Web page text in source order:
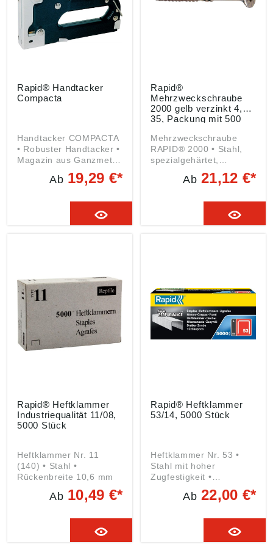
Rapid® Handtacker
Compacta
Handtacker COMPACTA
• Robuster Handtacker •
Magazin aus Ganzmetall
• Handtacker mit hoher,
stufenlos verstellbarer
Laden • Magazin
Verklemmungen • Ideal
Ab 19,29 €*
Rapid®
Mehrzweckschraube
2000 gelb verzinkt 4,5x
35, Packung mit 500
Mehrzweckschraube
RAPID® 2000 • Stahl,
spezialgehärtet,
verzinkt, Yellwin 500+
Chrom VI frei • Senkkopf
Unterkopffräsrippen und
Schaftfräser-Reibteil •
mit 30°-Geometrie • ETA
12/0373 Hinweis: Neue
Rapid Schraube nach
Markteinführung nach
Wahl des Herstellers.
Ab21,12 €*
Rapid® Heftklammer
Industriequalität 11/08,
5000 Stück
Heftklammer Nr. 11
(140) • Stahl •
Rückenbreite 10,6 mm
Ab 10,49 €*
Rapid® Heftklammer
53/14, 5000 Stück
Heftklammer Nr. 53 •
Stahl mit hoher
Zugfestigkeit •
Rückenbreite 11,4 mm
Ab22,00 €*